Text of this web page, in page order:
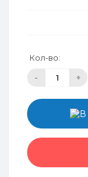
Кол-во:
- +